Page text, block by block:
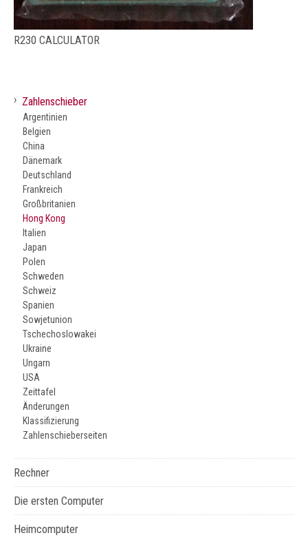
R230 CALCULATOR
› Zahlenschieber
Argentinien
Belgien
China
Dänemark
Deutschland
Frankreich
Großbritanien
Hong Kong
Italien
Japan
Polen
Schweden
Schweiz
Spanien
Sowjetunion
Tschechoslowakei
Ukraine
Ungarn
USA
Zeittafel
Änderungen
Klassifizierung
Zahlenschieberseiten
Rechner
Die ersten Computer
Heimcomputer